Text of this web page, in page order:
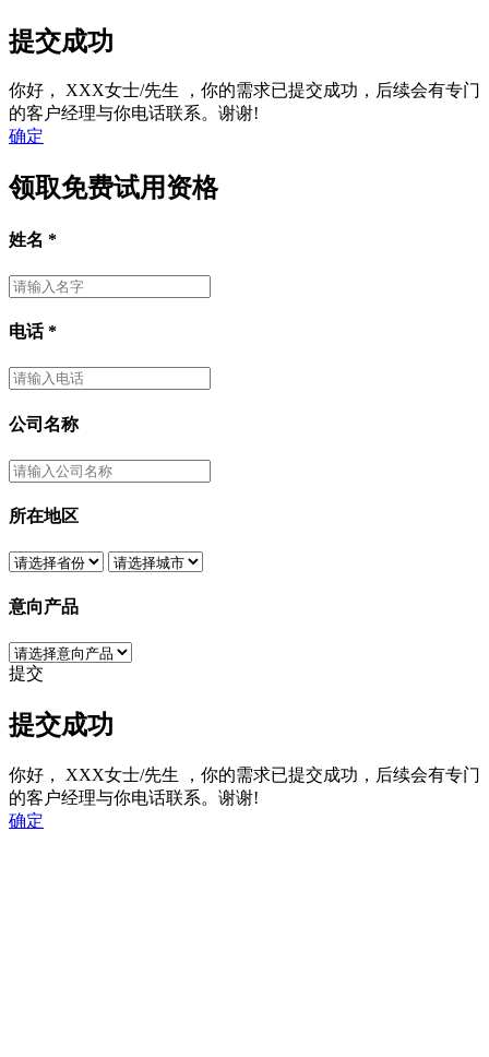
提交成功
你好， XXX女士/先生
，你的需求已提交成功，后续会有专门
的客户经理与你电话联系。谢谢!
确定
领取免费试用资格
姓名 *
电话*
公司名称
所在地区
意向产品
提交
提交成功
你好， XXX女士/先生
，你的需求已提交成功，后续会有专门
的客户经理与你电话联系。谢谢!
确定